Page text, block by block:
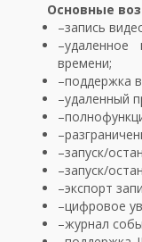
Основные
запись
удаленное
времени;
поддержка
удаленный
запуск/
запуск/
экспорт
цифровое
журнал